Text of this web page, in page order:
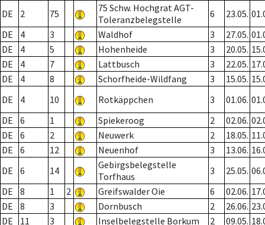
DE
2 75
75 Schw. Hochgrat AGT-
Toleranzbelegstelle
6 23.05.
DE
4 3 Waldhof 3 27.05.
DE
4 5 Hohenheide 3 20.05.
DE
4 7 Lattbusch 3 22.05.
DE
4 8 Schorfheide-Wildfang 3 15.05.
DE
4 10 Rotkäppchen 3 01.06.
DE
6 1 Spiekeroog 2 02.06.
DE
6 2 Neuwerk 2 18.05.
DE
6 12 Neuenhof 3 13.06.
DE
6 14
Gebirgsbelegstelle
Torfhaus
3 25.05.
DE
8 1 2 Greifswalder Oie 6 02.06.
DE
8 3 Dornbusch 2 26.06.
DE
11 3 Inselbelegstelle Borkum 2 09.05.